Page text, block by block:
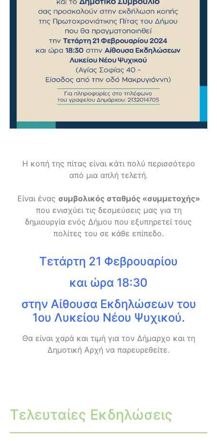
Η κοπή της πίτας είναι κάτι πολύ περισσότερο
από μια απλή τελετή.
Είναι ένας συμβολικός σταθμός «συμμετοχής»
που ενισχύει τις δεσμεύσεις μας για τη
δημιουργία ενός Δήμου που εξυπηρετεί τους
πολίτες του σε κάθε επίπεδο.
Τετάρτη 21 Φεβρουαρίου
και ώρα 18:30
στην Αίθουσα Εκδηλώσεων του
1ου Λυκείου Νέου Ψυχικού.
Θα είναι χαρά και τιμή για τον Δήμαρχο και τη
Δημοτική Αρχή να παρευρεθείτε.
Τελευταίες Εκδηλώσεις